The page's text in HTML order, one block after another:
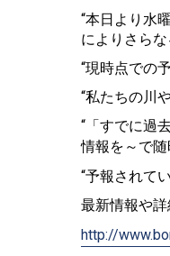
“本日より水
によりさら
“現時点での
“私たちの川
“「すでに過
情報を～で
“予報されて
最新情報や詳
http://